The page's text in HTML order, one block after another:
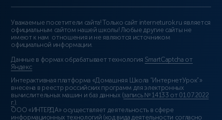
Уважаемые посетители сайта! Только сайт interneturok.ru является
официальным сайтом нашей школы! Любые другие сайты не
имеют к нам отношения и не являются источником
официальной информации.
Данные в формах обрабатывает технология SmartCaptcha от
Яндекс
Интерактивная платформа «Домашняя Школа “ИнтернетУрок”»
внесена в реестр российских программ для электронных
вычислительных машин и баз данных (запись № 14133 от 01.07.2022
г.).
ООО «ИНТЕРДА» осуществляет деятельность в сфере
информационных технологий (код вида деятельности согласно